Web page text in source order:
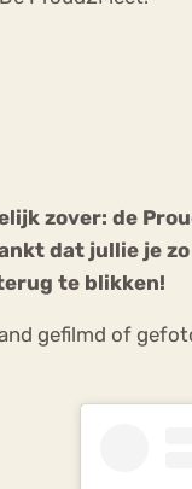
zover: de
dat jullie je
te blikken!
gefilmd of
Eetstoornis
Angst